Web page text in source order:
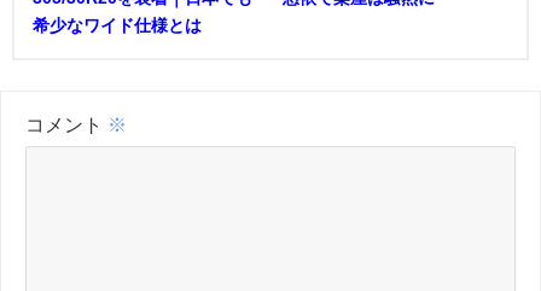
希少なワイド仕様とは
コメント ※